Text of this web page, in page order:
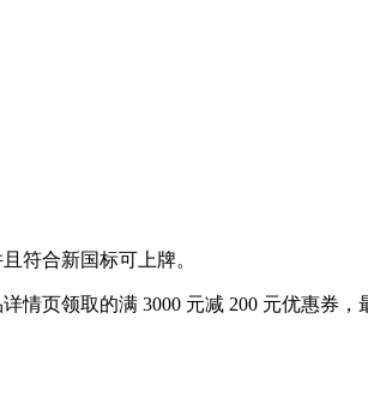
符合新国标可上牌。
情页领取的满 3000 元减 200 元优惠券